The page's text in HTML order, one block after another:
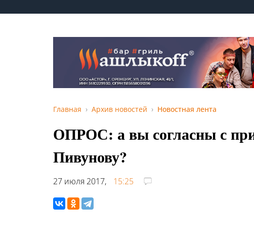
Главная Архив новостей Новостная лента
ОПРОС: а вы согласны с
Пивунову?
27 июля 2017, 15:25